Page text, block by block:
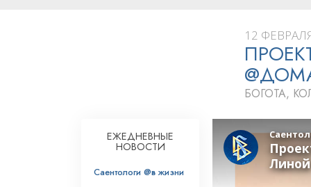
Что саентологи
Саентологии
Познакомьтесь
Основные
Введение в
12
БОГОТА,
ЕЖЕДНЕВНЫЕ
НОВОСТИ
Саентологи @в жизни